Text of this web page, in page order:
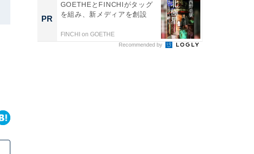
PR
GOETHEとFINCHIがタッグ
を組み、新メディアを創設
FINCHI on GOETHE
Recommended by